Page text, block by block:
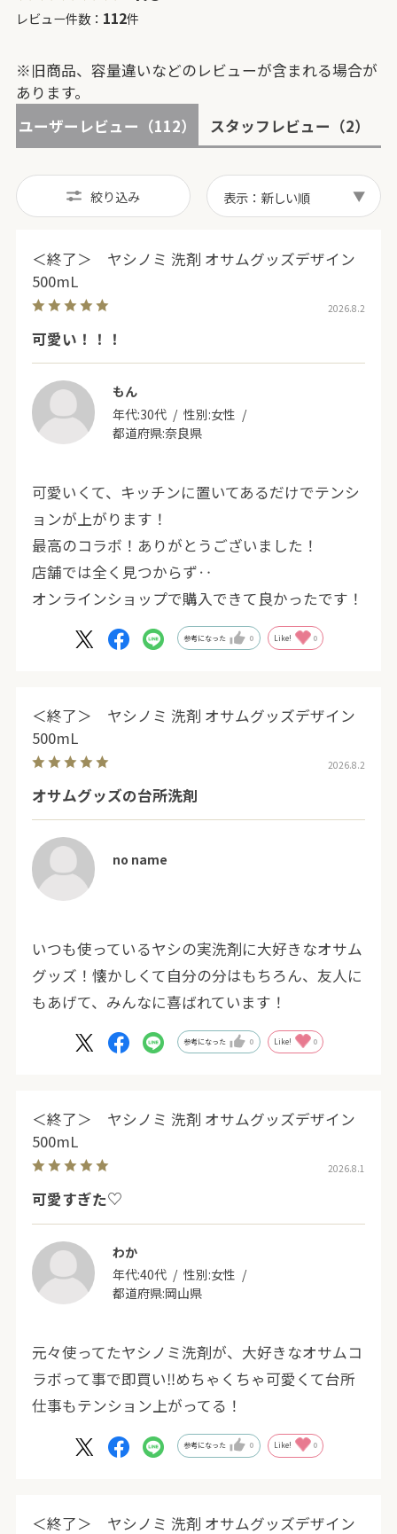
レビュー件数： 112件
※旧商品、容量違いなどのレビューが含まれる場合が
あります。
ユーザーレビュー （112） スタッフレビュー （2）
絞り込み 表示：新しい順
＜終了＞ ヤシノミ 洗剤 オサムグッズデザイン
500mL
2026.8.2
可愛い！！！
もん
年代:30代 性別:女性
都道府県:奈良県
可愛いくて、キッチンに置いてあるだけでテンシ
ョンが上がります！
最高のコラボ！ありがとうございました！
店舗では全く見つからず‥
オンラインショップで購入できて良かったです！
参考になった 0 Like! 0
＜終了＞ ヤシノミ 洗剤 オサムグッズデザイン
500mL
2026.8.2
オサムグッズの台所洗剤
no name
いつも使っているヤシの実洗剤に大好きなオサム
グッズ！懐かしくて自分の分はもちろん、友人に
もあげて、みんなに喜ばれています！
参考になった 0 Like! 0
＜終了＞ ヤシノミ 洗剤 オサムグッズデザイン
500mL
2026.8.1
可愛すぎた♡
わか
年代:40代 性別:女性
都道府県:岡山県
元々使ってたヤシノミ洗剤が、大好きなオサムコ
ラボって事で即買い‼️めちゃくちゃ可愛くて台所
仕事もテンション上がってる！
参考になった 0 Like! 0
＜終了＞ ヤシノミ 洗剤 オサムグッズデザイン